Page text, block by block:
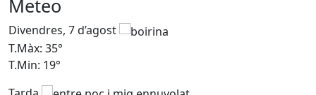
Meteo
Divendres, 7 d’agost
T.Màx: 35°
T.Min: 19°